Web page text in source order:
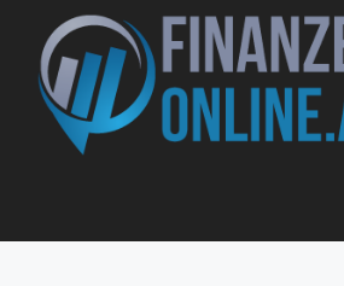
Inhalt
springen